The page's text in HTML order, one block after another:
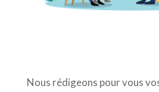
Nous rédigeons pour vous